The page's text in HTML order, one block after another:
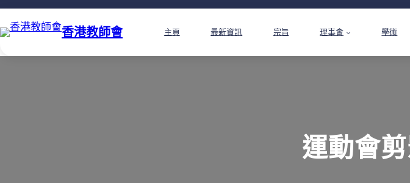
香港教師會 主頁 最新資訊 宗旨 理事會 學術
運動會